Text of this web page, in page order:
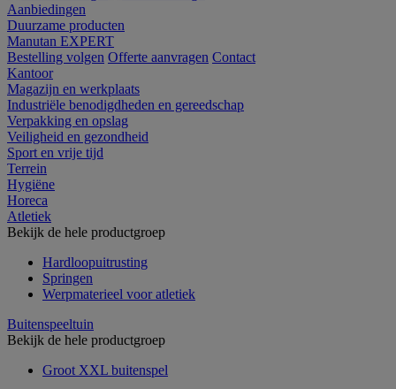
Aanbiedingen
Duurzame producten
Manutan EXPERT
Bestelling volgen Offerte aanvragen Contact
Kantoor
Magazijn en werkplaats
Industriële benodigdheden en gereedschap
Verpakking en opslag
Veiligheid en gezondheid
Sport en vrije tijd
Terrein
Hygiëne
Horeca
Atletiek
Bekijk de hele productgroep
Hardloopuitrusting
Springen
Werpmaterieel voor atletiek
Buitenspeeltuin
Bekijk de hele productgroep
Groot XXL buitenspel